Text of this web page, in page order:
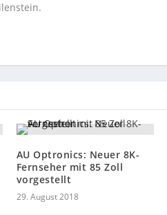
AU Optronics: Neuer 8K-
Fernseher mit 85 Zoll
vorgestellt
29. August 2018